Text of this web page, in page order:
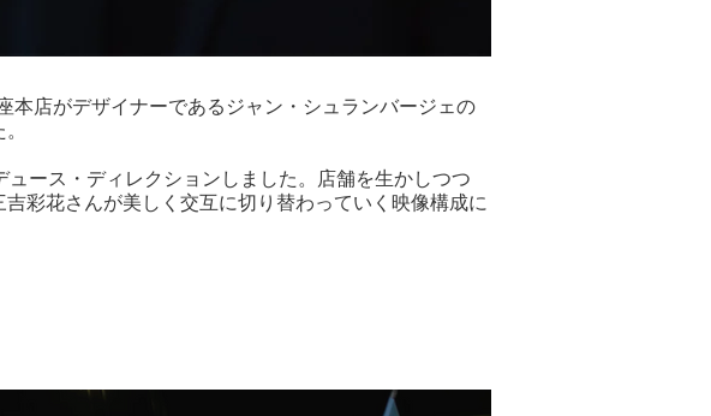
本店がデザイナーであるジャン・シュランバージェの
ース・ディレクションしました。店舗を生かしつつ
彩花さんが美しく交互に切り替わっていく映像構成に